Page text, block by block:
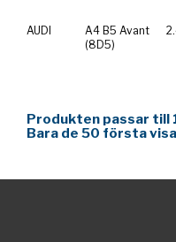
AUDI
A4 B5 Avant
(8D5)
Produkten passar till
Bara de 50 första